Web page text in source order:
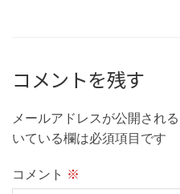
コメントを残す
メールアドレスが公開され
いている欄は必須項目です
コメント ※